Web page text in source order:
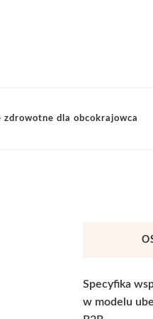
zdrowotne dla obcokrajowca
Specyfika
w modelu